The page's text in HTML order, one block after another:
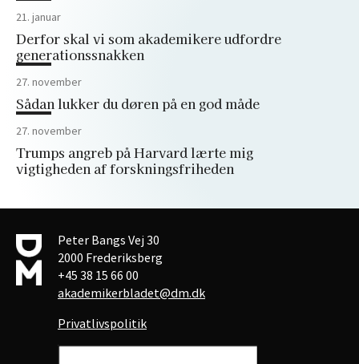
21. januar
Derfor skal vi som akademikere udfordre
generationssnakken
27. november
Sådan lukker du døren på en god måde
27. november
Trumps angreb på Harvard lærte mig
vigtigheden af forskningsfriheden
Peter Bangs Vej 30
2000 Frederiksberg
+45 38 15 66 00
akademikerbladet@dm.dk
Privatlivspolitik